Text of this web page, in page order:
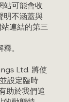
站可能會收
明不涵蓋與
連結的第三
。
Ltd. 將使
設定臨時
助於我們追